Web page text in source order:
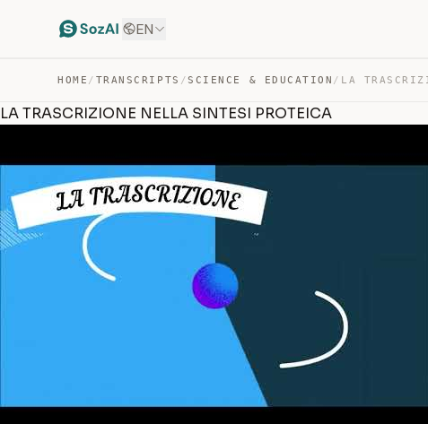
EN
HOME / TRANSCRIPTS /SCIENCE & EDUCATION /
LA TRASCRIZIONE NELLA SINTESI PROTEICA